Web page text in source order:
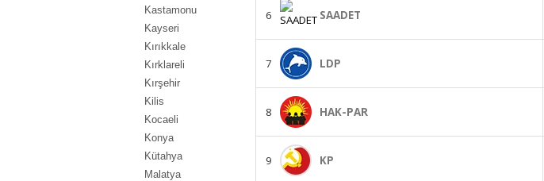
Kastamonu
Kayseri
Kırıkkale
Kırklareli
Kırşehir
Kilis
Kocaeli
Konya
Kütahya
Malatya
6 SAADET
7 LDP
8 HAK-PAR
9 KP